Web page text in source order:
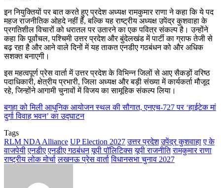
इन नियुक्तियों पर बात करते हुए प्रदेश अध्यक्ष रामकुमार राणा ने कहा कि ये पद
महज राजनीतिक ओहदे नहीं हैं, बल्कि यह राष्ट्रीय अध्यक्ष उपेंद्र कुशवाहा के
प्रगतिशील विचारों को धरातल पर उतारने का एक पवित्र संकल्प है। उन्होंने
कहा कि पूर्वांचल, पश्चिमी उत्तर प्रदेश और बुंदेलखंड में पार्टी का ग्राफ तेजी से
बढ़ रहा है और आने वाले दिनों में यह ताकत एनडीए गठबंधन को और अधिक
सशक्त बनाएगी।
इस महत्वपूर्ण प्रेस वार्ता में उत्तर प्रदेश के विभिन्न जिलों से आए सैकड़ों वरिष्ठ
पदाधिकारी, क्षेत्रीय प्रभारी, जिला अध्यक्ष और बड़ी संख्या में कार्यकर्ता मौजूद
रहे, जिन्होंने आगामी चुनावों में विजय का सामूहिक संकल्प लिया।
बगहा को मिली आधुनिक आयोजन स्थल की सौगात, एनएच-727 पर ‘हाईटेक मां
दुर्गा विवाह भवन’ का उद्घाटन
Tags
RLM NDA Alliance UP Election 2027 उत्तर प्रदेश उपेंद्र कुशवाहा ए के
वाजपेयी एनडीए एनडीए गठबंधन यूपी पॉलिटिक्स यूपी राजनीति रामकुमार राणा
राष्ट्रीय लोक मोर्चा लखनऊ प्रेस वार्ता विधानसभा चुनाव 2027